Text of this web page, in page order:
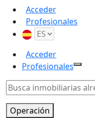
Acceder
Profesionales
Acceder
Profesionales
Operación